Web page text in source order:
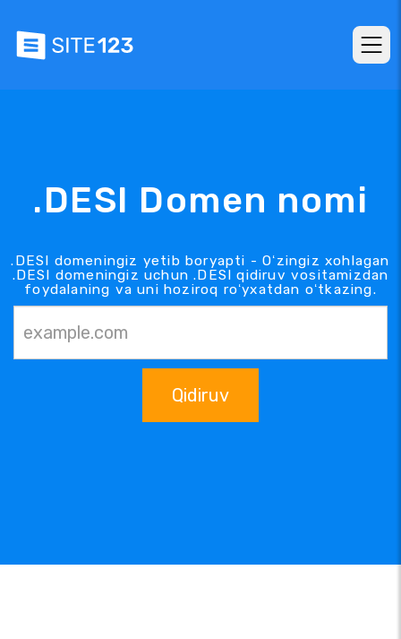
.DESI Domen nomi
.DESI domeningiz yetib boryapti - Oʻzingiz xohlagan
.DESI domeningiz uchun .DESI qidiruv vositamizdan
foydalaning va uni hoziroq roʻyxatdan oʻtkazing.
Qidiruv